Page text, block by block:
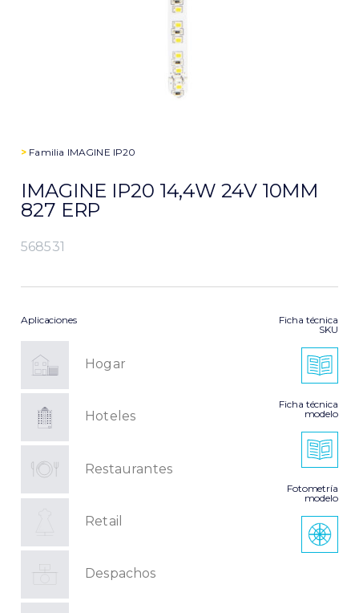
> Familia IMAGINE IP20
IMAGINE IP20 14,4W 24V 10MM
827 ERP
568531
Aplicaciones
Hogar
Hoteles
Restaurantes
Retail
Despachos
Ficha técnica
SKU
Ficha técnica
modelo
Fotometría
modelo